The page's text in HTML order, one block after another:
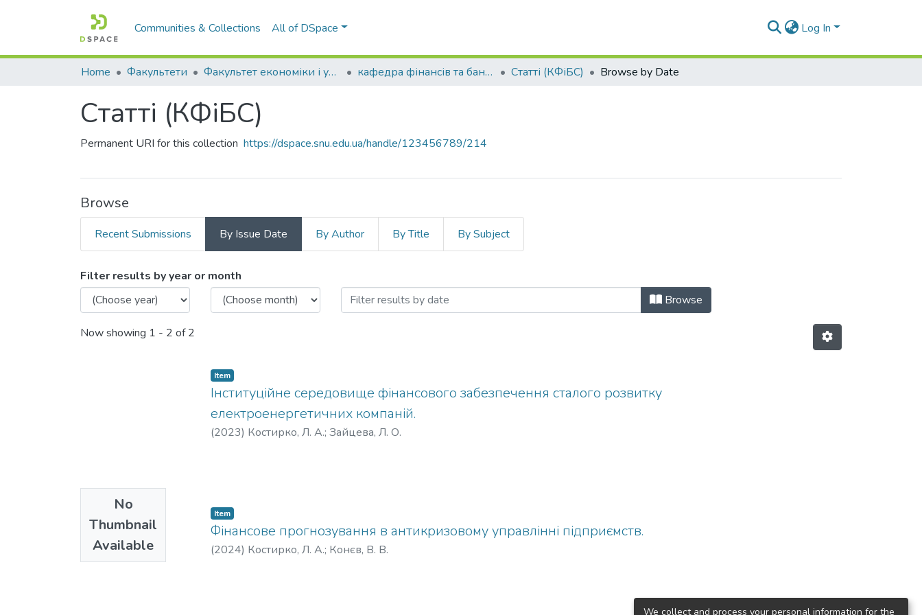
Communities & Collections All of DSpace Log In
Home Факультети Факультет економіки і управління кафедра фінансів та банківської справи Статті (КФіБС) Browse by Date
Статті (КФіБС)
Permanent URI for this collection https://dspace.snu.edu.ua/handle/123456789/214
Browse
Recent Submissions By Issue Date By Author By Title By Subject
Browsing Статті (КФіБС) by Issue Date
Filter results by year or month
Browse
Now showing 1 - 2 of 2
No
Thumbnail
Available
Item
Інституційне середовище фінансового забезпечення сталого розвитку
електроенергетичних компаній.
(2023) Костирко, Л. А.; Зайцева, Л. О.
Item
Фінансове прогнозування в антикризовому управлінні підприємств.
(2024) Костирко, Л. А.; Конєв, В. В.
We collect and process your personal information for the